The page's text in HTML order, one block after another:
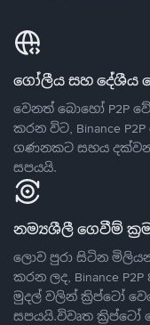
ගෝලීය සහ දේශීය
වෙනත් බොහෝ P2P
කරන විට, Binance
ගණනකට සහය දක්වන
සපයයි.
නම්‍යශීලී ගෙවීම්
ලොව පුරා සිටින
කරන ලද, Binance
මුදල් වලින් ක්‍රිප්ටෝ
සපයයි.විවෘත